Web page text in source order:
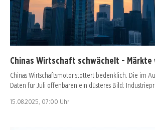
Chinas Wirtschaft schwächelt - Märkte
Chinas Wirtschaftsmotor stottert bedenklich. Die im
Daten für Juli offenbaren ein düsteres Bild:
15.08.2025, 07:00 Uhr